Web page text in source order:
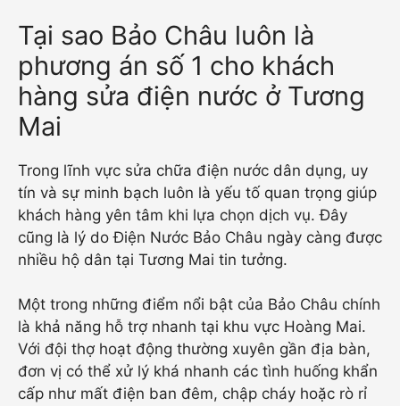
Tại sao Bảo Châu luôn là
phương án số 1 cho khách
hàng sửa điện nước ở Tương
Mai
Trong lĩnh vực sửa chữa điện nước dân dụng, uy
tín và sự minh bạch luôn là yếu tố quan trọng giúp
khách hàng yên tâm khi lựa chọn dịch vụ. Đây
cũng là lý do Điện Nước Bảo Châu ngày càng được
nhiều hộ dân tại Tương Mai tin tưởng.
Một trong những điểm nổi bật của Bảo Châu chính
là khả năng hỗ trợ nhanh tại khu vực Hoàng Mai.
Với đội thợ hoạt động thường xuyên gần địa bàn,
đơn vị có thể xử lý khá nhanh các tình huống khẩn
cấp như mất điện ban đêm, chập cháy hoặc rò rỉ